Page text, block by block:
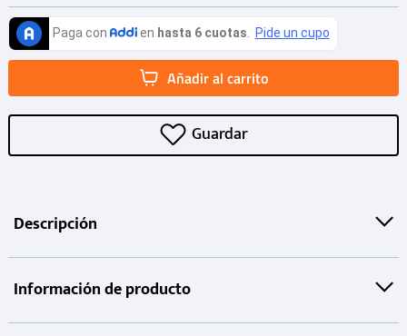
Añadir al carrito
Descripción
Información de producto